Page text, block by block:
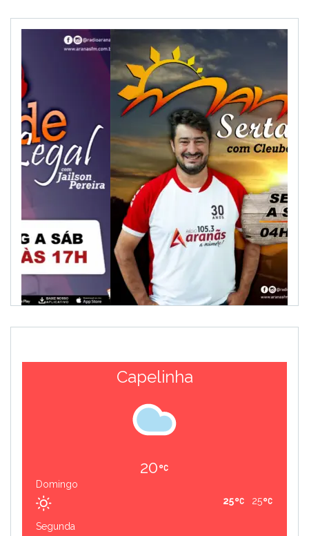
Capelinha
20
Domingo
25
25
Segunda